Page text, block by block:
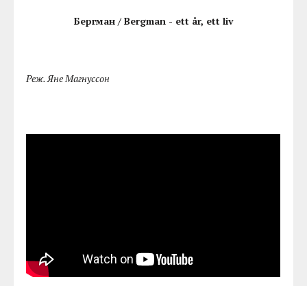
Бергман / Bergman - ett år, ett liv
Реж. Яне Магнуссон